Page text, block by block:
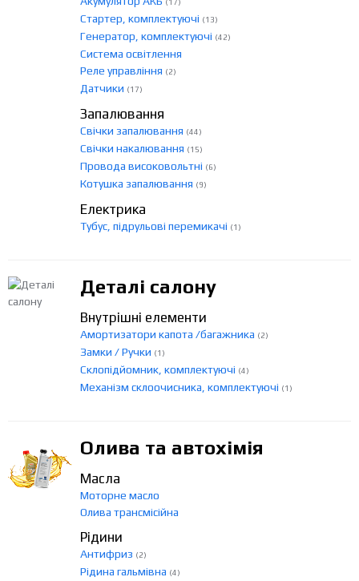
(17)
Стартер, комплектуючі (13)
Генератор, комплектуючі (42)
Система освітлення
Реле управління (2)
Датчики (17)
Запалювання
Свічки запалювання (44)
Свічки накалювання (15)
Провода високовольтні (6)
Котушка запалювання (9)
Електрика
Тубус, підрульові перемикачі (1)
Деталі салону
Внутрішні елементи
Амортизатори капота /багажника (2)
Замки / Ручки (1)
Склопідйомник, комплектуючі (4)
Механізм склоочисника, комплектуючі (1)
Олива та автохімія
Масла
Моторне масло
Олива трансмісійна
Рідини
Антифриз (2)
Рідина гальмівна (4)